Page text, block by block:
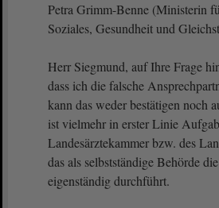
Petra Grimm-Benne (Ministerin
Soziales, Gesundheit und
Herr Siegmund, auf Ihre Frage
dass ich die falsche
kann das weder bestätigen noch
ist vielmehr in erster Linie
Landesärztekammer bzw. des
das als selbstständige Behörde
eigenständig durchführt.